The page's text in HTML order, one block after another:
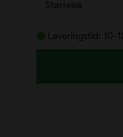
Leveringstid: 10-